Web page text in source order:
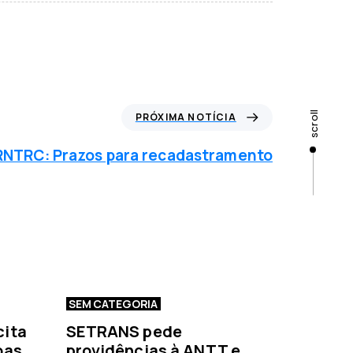
scroll
PRÓXIMA NOTÍCIA
Prazos para recadastramento
SEM CATEGORIA
SETRANS pede